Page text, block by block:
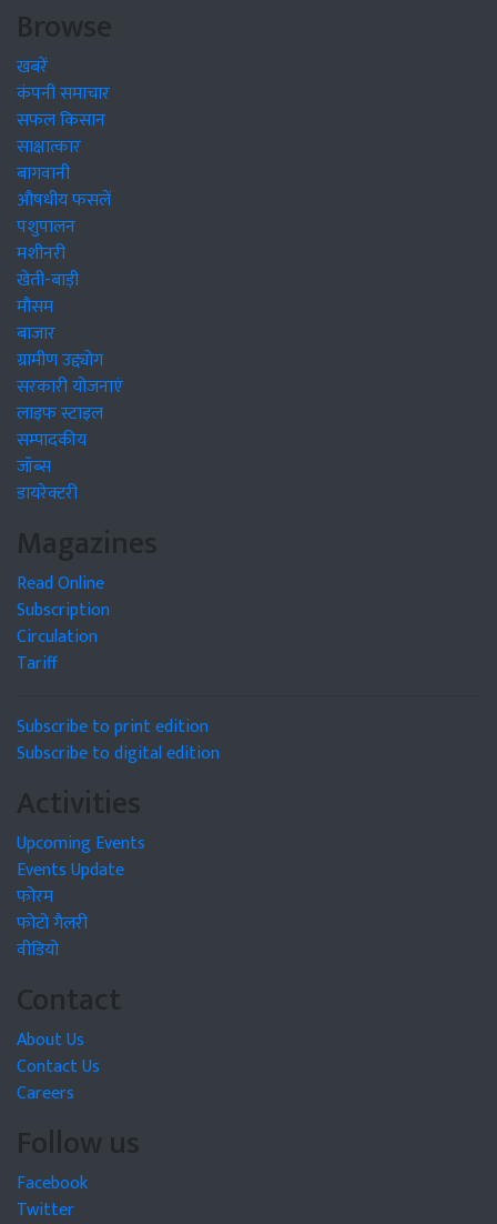
Browse
खबरें
कंपनी समाचार
सफल किसान
साक्षात्कार
बागवानी
औषधीय फसलें
पशुपालन
मशीनरी
खेती-बाड़ी
मौसम
बाजार
ग्रामीण उद्द्योग
सरकारी योजनाएं
लाइफ स्टाइल
सम्पादकीय
जॉब्स
डायरेक्टरी
Magazines
Read Online
Subscription
Circulation
Tariff
Subscribe to print edition
Subscribe to digital edition
Activities
Upcoming Events
Events Update
फोरम
फोटो गैलरी
वीडियो
Contact
About Us
Contact Us
Careers
Follow us
Facebook
Twitter